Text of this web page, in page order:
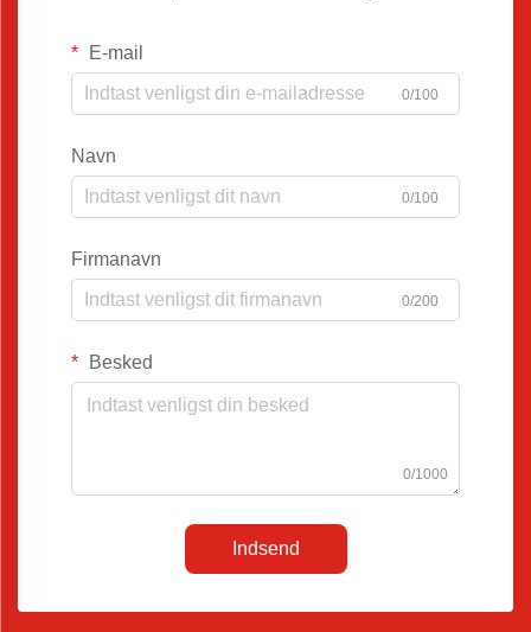
E-mail
0/100
Navn
0/100
Firmanavn
0/200
Besked
0/1000
Indsend